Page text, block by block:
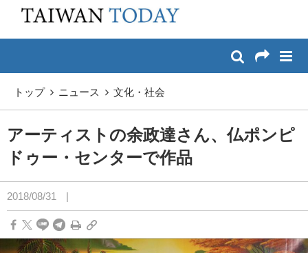
メイン コンテンツへスキップ
トップ ニュース 文化・社会
アーティストの余政達さん、仏ポンピ
ドゥー・センターで作品
2018/08/31 |